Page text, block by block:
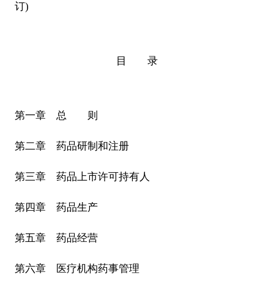
订)
目 录
第一章 总 则
第二章 药品研制和注册
第三章 药品上市许可持有人
第四章 药品生产
第五章 药品经营
第六章 医疗机构药事管理